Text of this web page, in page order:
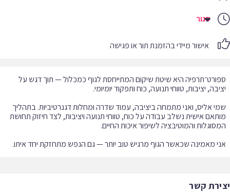
סגור
אישור מיידי בהזמנת תור או פגישה
היא שיטת שיקום המתייחסת לגוף כמכלול — תוך דגש על
אליס, ואני מתמחה ביציבה, עמוד שדרה ומחלות דגנרטיביות. בתהליך
אישית נשלב עבודה על כוח, טווחי תנועה ויציבות, לצד חיזוק תחושת
מאמינה שכאשר הגוף מרגיש טוב יותר — גם הנפש מתחזקת יחד איתו.
קשר